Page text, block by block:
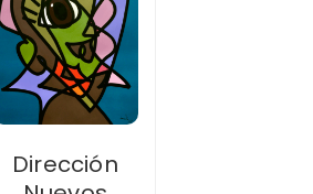
Dirección